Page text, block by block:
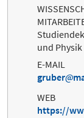
und Physik
E-MAIL
gruber
WEB
https://